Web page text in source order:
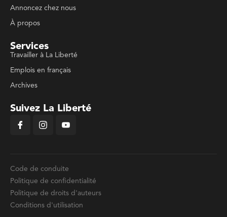
Annoncez chez nous
À propos
Services
Travailler à La Liberté
Emplois en français
Archives
Suivez La Liberté
Code de conduite
Politique de confidentialité
Politique de droits d'auteurs
Conditions d'utilisation